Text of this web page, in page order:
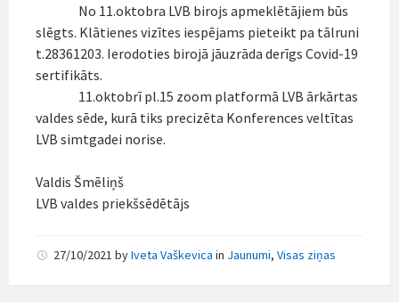
No 11.oktobra LVB birojs apmeklētājiem būs
slēgts. Klātienes vizītes iespējams pieteikt pa tālruni
t.28361203. Ierodoties birojā jāuzrāda derīgs Covid-19
sertifikāts.
11.oktobrī pl.15 zoom platformā LVB ārkārtas
valdes sēde, kurā tiks precizēta Konferences veltītas
LVB simtgadei norise.
Valdis Šmēliņš
LVB valdes priekšsēdētājs
27/10/2021 byIveta Vaškevica in Jaunumi, Visas ziņas